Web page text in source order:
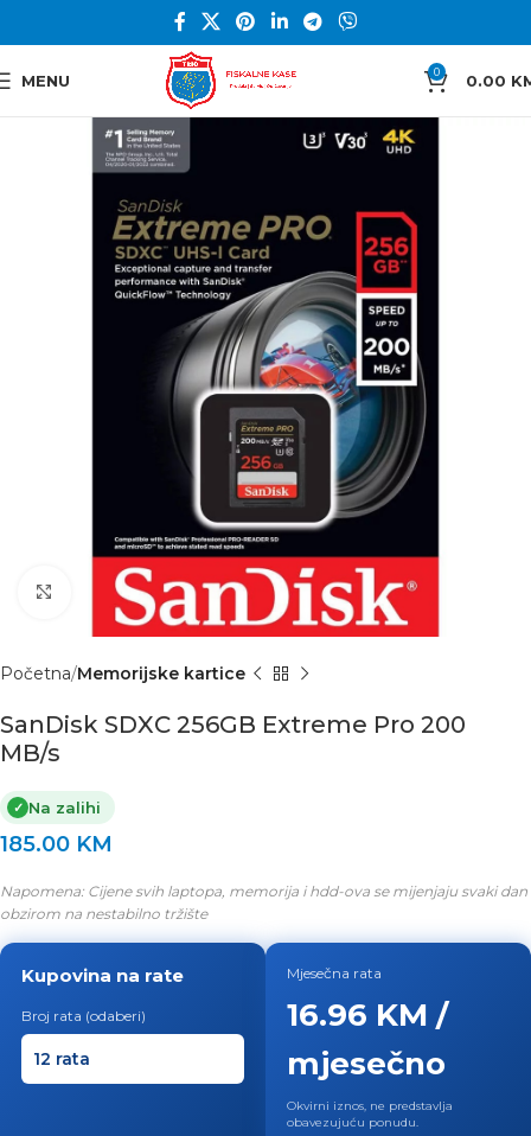
MENU 0 0.00
Click to enlarge
Početna Memorijske kartice
SanDisk SDXC 256GB Extreme Pro 200
MB/s
✓ Na zalihi
185.00 KM
Napomena: Cijene svih laptopa, memorija i hdd-ova se mijenjaju svaki dan
obzirom na nestabilno tržište
Kupovina na rate
Broj rata (odaberi)
Mjesečna rata
16.96 KM /
mjesečno
Okvirni iznos, ne predstavlja
obavezujuću ponudu.